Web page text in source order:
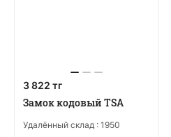
3 822 тг
Замок кодовый TSA
Удалённый склад : 1950